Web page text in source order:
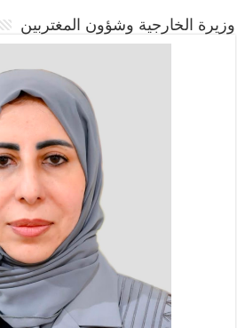
وزيرة الخارجية وشؤون المغتربين